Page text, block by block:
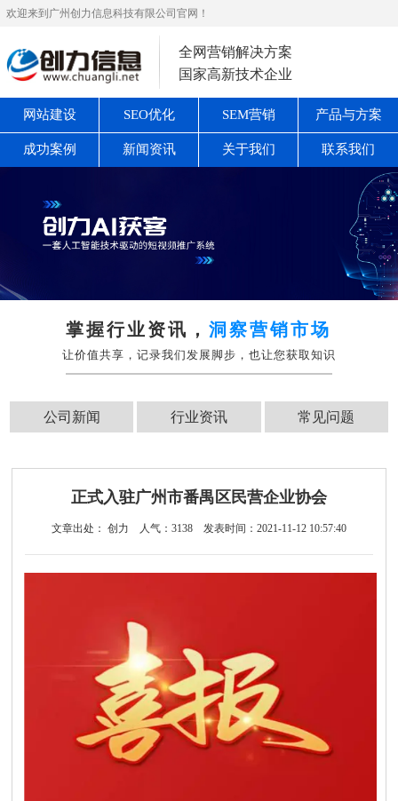
欢迎来到广州创力信息科技有限公司官网！
全网营销解决方案
国家高新技术企业
网站建设 SEO优化 SEM营销 产品与方案
成功案例 新闻资讯 关于我们 联系我们
掌握行业资讯，洞察营销市场
让价值共享，记录我们发展脚步，也让您获取知识
公司新闻 行业资讯 常见问题
正式入驻广州市番禺区民营企业协会
文章出处： 创力 人气： 3138 发表时间：2021-11-12 10:57:40